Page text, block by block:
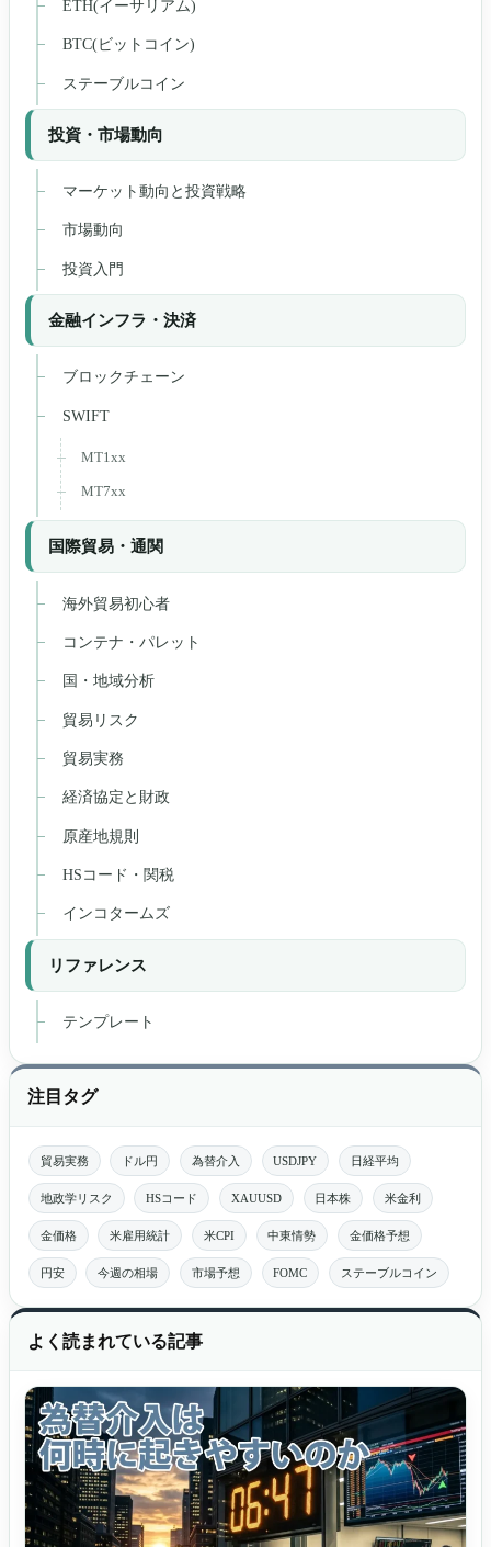
ETH(イーサリアム)
BTC(ビットコイン)
ステーブルコイン
投資・市場動向
マーケット動向と投資戦略
市場動向
投資入門
金融インフラ・決済
ブロックチェーン
SWIFT
MT1xx
MT7xx
国際貿易・通関
海外貿易初心者
コンテナ・パレット
国・地域分析
貿易リスク
貿易実務
経済協定と財政
原産地規則
HSコード・関税
インコタームズ
リファレンス
テンプレート
注目タグ
貿易実務 ドル円 為替介入 USDJPY 日経平均
地政学リスク HSコード XAUUSD 日本株 米金利
金価格 米雇用統計 米CPI 中東情勢 金価格予想
円安 今週の相場 市場予想 FOMC ステーブルコイン
よく読まれている記事